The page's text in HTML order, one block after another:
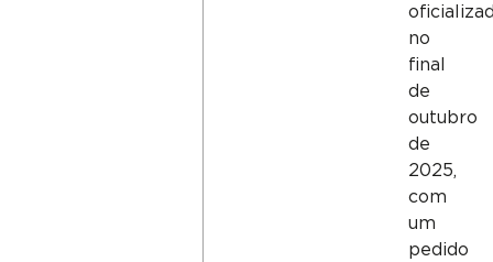
no
final
de
outubro
de
2025,
com
um
pedido